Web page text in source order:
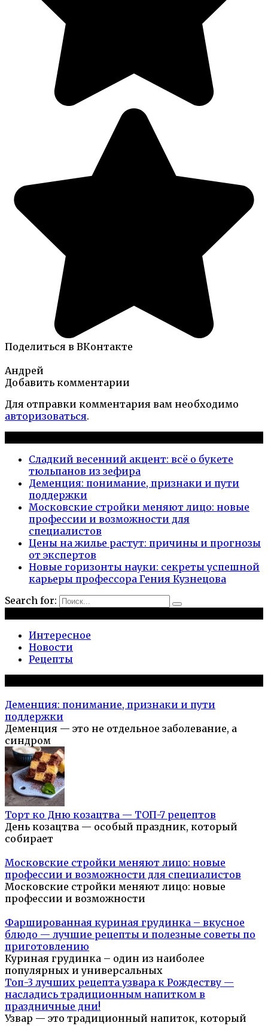
Поделиться в ВКонтакте
Андрей
Добавить комментарии
Для отправки комментария вам необходимо
авторизоваться.
Сладкий весенний акцент: всё о букете
тюльпанов из зефира
Деменция: понимание, признаки и пути
поддержки
Московские стройки меняют лицо: новые
профессии и возможности для
специалистов
Цены на жилье растут: причины и прогнозы
от экспертов
Новые горизонты науки: секреты успешной
карьеры профессора Гения Кузнецова
Search for:
Интересное
Новости
Рецепты
Деменция: понимание, признаки и пути
поддержки
Деменция — это не отдельное заболевание, а
синдром
Торт ко Дню козацтва — ТОП-7 рецептов
День козацтва — особый праздник, который
собирает
Московские стройки меняют лицо: новые
профессии и возможности для специалистов
Московские стройки меняют лицо: новые
профессии и возможности
Фаршированная куриная грудинка – вкусное
блюдо — лучшие рецепты и полезные советы по
приготовлению
Куриная грудинка – один из наиболее
популярных и универсальных
Топ-3 лучших рецепта узвара к Рождеству —
насладись традиционным напитком в
праздничные дни!
Узвар — это традиционный напиток, который